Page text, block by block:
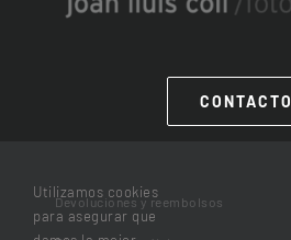
CONTACTO
Devoluciones y reembolsos
Utilizamos cookies
para asegurar que